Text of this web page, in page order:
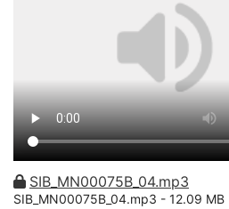
SIB_MN00075B_04.mp3
SIB_MN00075B_04.mp3 - 12.09 MB